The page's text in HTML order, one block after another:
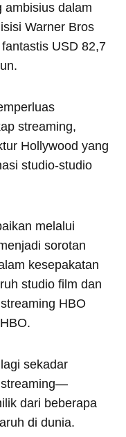
ambisius dalam
Warner Bros
USD 82,7
streaming,
Hollywood yang
studio-studio
melalui
sorotan
kesepakatan
studio film dan
HBO
sekadar
streaming—
dari beberapa
di dunia.